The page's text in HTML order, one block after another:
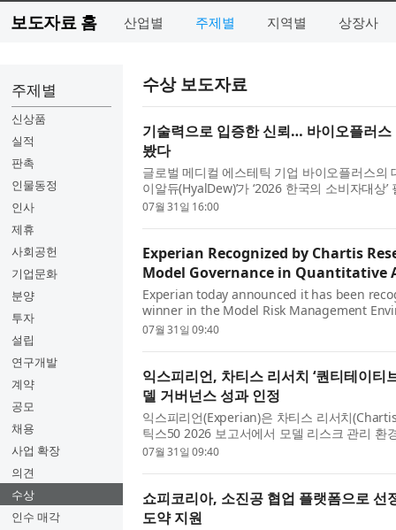
보도자료 홈 산업별 주제별 지역별 상장사
주제별
신상품
실적
판촉
인물동정
인사
제휴
사회공헌
기업문화
분양
투자
설립
연구개발
계약
공모
채용
사업 확장
의견
수상
인수 매각
수상 보도자료
기술력으로 입증한 신뢰… 바이오플러
봤다
글로벌 메디컬 에스테틱 기업 바이오플러스의
이알듀(HyalDew)’가 ‘2026 한국의 소비자대상
았다. 소비자들이 직접 선택한 이번 수상은 단
07월 31일 16:00
Experian Recognized by Chartis
Model Governance in Quantitative
Experian today announced it has been
winner in the Model Risk Management
Quantitative Analytics50 2026 report. The
07월 31일 09:40
익스피리언, 차티스 리서치 ‘퀀티테이티
델 거버넌스 성과 인정
익스피리언(Experian)은 차티스 리서치
틱스50 2026 보고서에서 모델 리스크 관리 환
표했다. 이번 선정은 익스피리언이 이 권위 있
07월 31일 09:40
쇼피코리아, 소진공 협업 플랫폼으로
도약 지원